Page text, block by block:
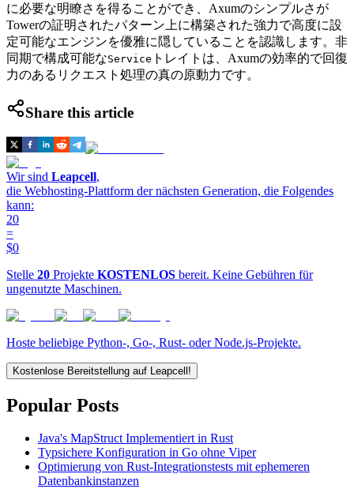
に必要な明瞭さを得ることができ、Axumのシンプルさが
Towerの証明されたパターン上に構築された強力で高度に設
定可能なエンジンを優雅に隠していることを認識します。非
同期で構成可能なService トレイトは、Axumの効率的で回復
力のあるリクエスト処理の真の原動力です。
Share this article
Wir sind Leapcell,
die Webhosting-Plattform der nächsten Generation, die Folgendes
kann:
20
=
$0
Stelle 20 Projekte KOSTENLOS bereit. Keine Gebühren für
ungenutzte Maschinen.
Hoste beliebige Python-, Go-, Rust- oder Node.js-Projekte.
Kostenlose Bereitstellung auf Leapcell!
Popular Posts
Java's MapStruct Implementiert in Rust
Typsichere Konfiguration in Go ohne Viper
Optimierung von Rust-Integrationstests mit ephemeren
Datenbankinstanzen